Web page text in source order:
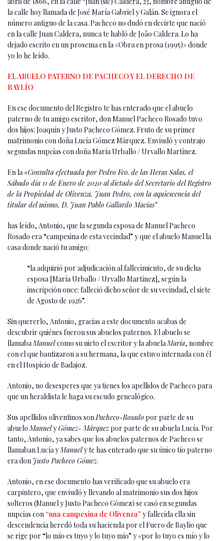
la calle hoy llamada de José María Gabriel y Galán. Se ignora el
número antiguo de la casa. Pacheco no dudó en decirte que nació
en la calle Juan Caldera, nunca te habló de João Caldera. Lo ha
dejado escrito en un prosema en la «Obra en prosa (1995)» donde
yo lo he leído.
EL ABUELO PATERNO DE PACHECO Y EL DERECHO DE
BAYLÍO
En ese documento del Registro te has enterado que el abuelo
paterno de tu amigo escritor, don Manuel Pacheco Rosado tuvo
dos hijos: Joaquín y Justo Pacheco Gómez. Fruto de su primer
matrimonio con doña Lucía Gómez Márquez. Enviudó y contrajo
segundas nupcias con doña María Urballo / Urvallo Martínez.
En la «Consulta efectuada por Pedro Fco. de las Heras Salas, el
Sábado día 11 de Enero de 2020 al dictado del Secretario del Registro
de la Propiedad de Olivenza, Juan Pedro, con la aquiescencia del
titular del mismo, D. Juan Pablo Gallardo Macías”
has leído, Antonio, que la segunda esposa de Manuel Pacheco
Rosado era “campesina de esta vecindad” y que el abuelo Manuel la
casa donde nació tu amigo:
“la adquirió por adjudicación al fallecimiento, de su dicha
esposa [María Urballo / Urvallo Martínez], según la
inscripción once: falleció dicho señor de su vecindad, el siete
de Agosto de 1926”.
Sin quererlo, Antonio, gracias a este documento acabas de
descubrir quiénes fueron sus abuelos paternos. El abuelo se
llamaba Manuelcomo su nieto el escritor y la abuela María, nombre
con el que bautizaron a su hermana, la que estuvo internada con él
en el Hospicio de Badajoz.
Antonio, no desesperes que ya tienes los apellidos de Pacheco para
que un heraldista le haga su escudo genealógico.
Sus apellidos oliventinos son Pacheco-Rosadopor parte de su
abuelo ManuelyGómez- Márquezpor parte de su abuela Lucía. Por
tanto, Antonio, ya sabes que los abuelos paternos de Pacheco se
llamaban Lucía yManuely te has enterado que su único tío paterno
era don Justo Pacheco Gómez.
Antonio, en ese documento has verificado que su abuelo era
carpintero, que enviudó y llevando al matrimonio sus dos hijos
solteros (Manuel y Justo Pacheco Gómez) se casó en segundas
nupcias con “una campesina de Olivenza” y fallecida ella sin
descendencia heredó toda su hacienda por el Fuero de Baylío que
se rige por “lo mío es tuyo y lo tuyo mío” y «por lo tuyo es mío y lo